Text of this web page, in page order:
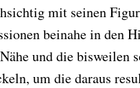
mit seinen
beinahe in den
und die bisweilen
um die daraus